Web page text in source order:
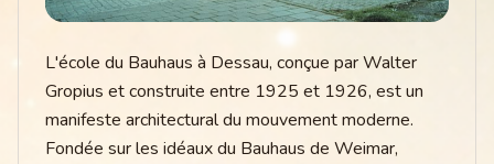
L'école du Bauhaus à Dessau, conçue par Walter
Gropius et construite entre 1925 et 1926, est un
manifeste architectural du mouvement moderne.
Fondée sur les idéaux du Bauhaus de Weimar,